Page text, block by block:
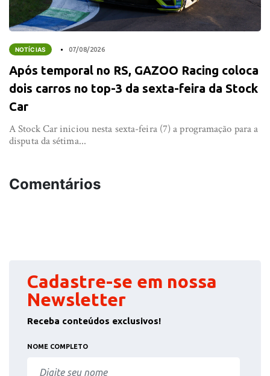
NOTÍCIAS 07/08/2026
Após temporal no RS, GAZOO Racing coloca
dois carros no top-3 da sexta-feira da Stock
Car
A Stock Car iniciou nesta sexta-feira (7) a programação para a
disputa da sétima...
Comentários
Cadastre-se em nossa
Newsletter
Receba conteúdos exclusivos!
NOME COMPLETO